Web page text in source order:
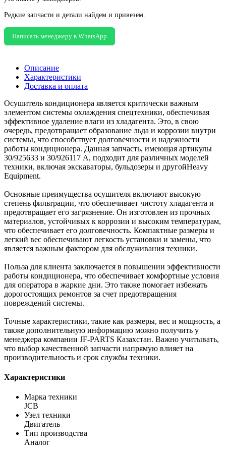
Редкие запчасти и детали найдем и привезем.
Написать менеджеру в WhatsApp
Описание
Характеристики
Доставка и оплата
Осушитель кондиционера является критически важным
элементом системы охлаждения спецтехники, обеспечивая
эффективное удаление влаги из хладагента. Это, в свою
очередь, предотвращает образование льда и коррозии внутри
системы, что способствует долговечности и надежности
работы кондиционера. Данная запчасть, имеющая артикулы
30/925633 и 30/926117 А, подходит для различных моделей
техники, включая экскаваторы, бульдозеры и другойHeavy
Equipment.
Основные преимущества осушителя включают высокую
степень фильтрации, что обеспечивает чистоту хладагента и
предотвращает его загрязнение. Он изготовлен из прочных
материалов, устойчивых к коррозии и высоким температурам,
что обеспечивает его долговечность. Компактные размеры и
легкий вес обеспечивают легкость установки и замены, что
является важным фактором для обслуживания техники.
Польза для клиента заключается в повышении эффективности
работы кондиционера, что обеспечивает комфортные условия
для оператора в жаркие дни. Это также помогает избежать
дорогостоящих ремонтов за счет предотвращения
повреждений системы.
Точные характеристики, такие как размеры, вес и мощность, а
также дополнительную информацию можно получить у
менеджера компании JF-PARTS Казахстан. Важно учитывать,
что выбор качественной запчасти напрямую влияет на
производительность и срок службы техники.
Характеристики
Марка техники
JCB
Узел техники
Двигатель
Тип производства
Аналог